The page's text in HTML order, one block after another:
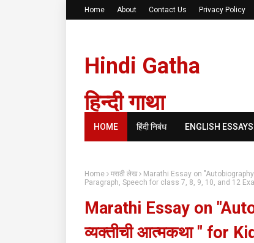
Home About Contact Us Privacy Policy
Hindi Gatha
हिन्दी गाथा
HOME हिंदी निबंध ENGLISH ESSAYS
Home मराठी लेख
Marathi Essay on
Paragraph, Speech for class 7, 8, 9, 10, and 12
Marathi Essay on
व्यक्तीची आत्मकथा " for